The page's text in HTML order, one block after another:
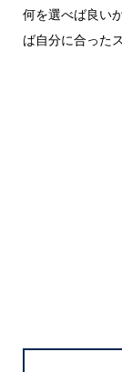
何を選べば良い
ば自分に合った